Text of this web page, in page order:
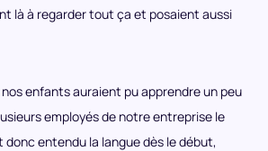
là à regarder tout ça et posaient aussi
enfants auraient pu apprendre un peu
employés de notre entreprise le
donc entendu la langue dès le début,